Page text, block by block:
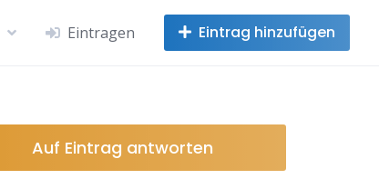
Eintragen Eintrag hinzufügen
Auf Eintrag antworten